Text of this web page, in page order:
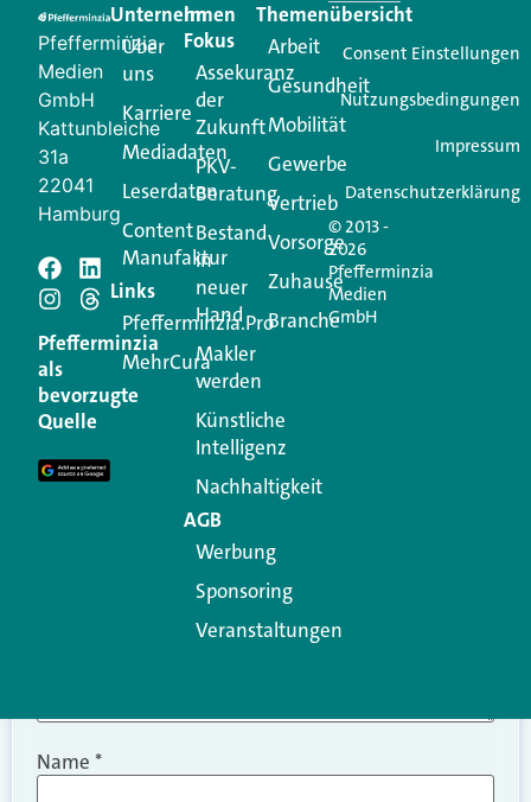
Creator für Ihre Kundenkommunikation. Alles, was
Ihren Vertriebsalltag leichter macht. Mit nur einem
Login.
Jetzt anmelden
Schreiben Sie einen
Kommentar
Ihre E-Mail-Adresse wird nicht veröffentlicht.
Erforderliche Felder sind mit
Kommentar
Name *
Pfefferminzia
Medien
GmbH
Kattunbleiche
31a
22041
Hamburg
Pfefferminzia
als
bevorzugte
Quelle
Unternehmen
Über
uns
Karriere
Mediadaten
Leserdaten
Content
Manufaktur
Links
Pfefferminzia.Pro
MehrCura
Im
Fokus
Assekuranz
der
Zukunft
PKV-
Beratung
Bestand
in
neuer
Hand
Makler
werden
Künstliche
Intelligenz
Nachhaltigkeit
AGB
Werbung
Sponsoring
Veranstaltungen
Themenübersicht
Arbeit
Gesundheit
Mobilität
Gewerbe
Vertrieb
Vorsorge
Zuhause
Branche
© 2013 -
2026
Pfefferminzia
Medien
GmbH
Consent Einstellungen
Nutzungsbedingungen
Impressum
Datenschutzerklärung